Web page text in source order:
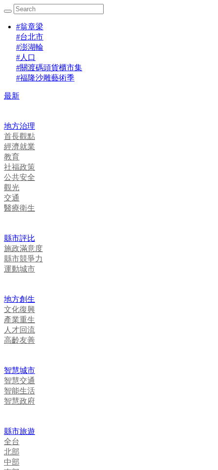
#翁章梁
#台北市
#澎湖輪
#人口
#關渡碼頭貨櫃市集
#福隆沙雕藝術季
最新
地方治理
首長觀點
經濟就業
教育
社福政策
公共安全
觀光
交通
醫療衛生
縣市評比
施政滿意度
縣市競爭力
運動城市
地方創生
文化復興
產業重生
人才回流
高齡友善
智慧城市
智慧交通
智能生活
智慧政府
縣市旅遊
全台
北部
中部